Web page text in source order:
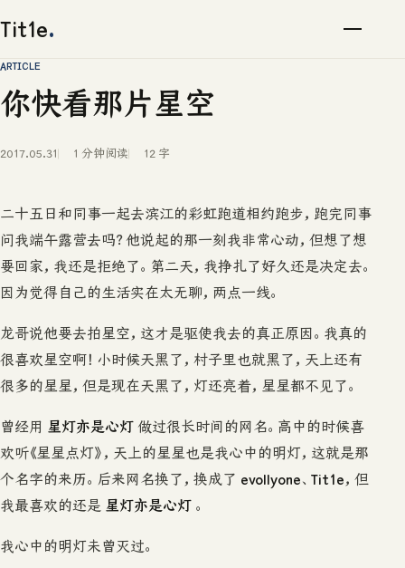
Tit1e.
ARTICLE
你快看那片星空
2017.05.31 1 分钟阅读 12 字
二十五日和同事一起去滨江的彩虹跑道相约跑步，跑完同事
问我端午露营去吗？他说起的那一刻我非常心动，但想了想
要回家，我还是拒绝了。第二天，我挣扎了好久还是决定去。
因为觉得自己的生活实在太无聊，两点一线。
龙哥说他要去拍星空，这才是驱使我去的真正原因。我真的
很喜欢星空啊！小时候天黑了，村子里也就黑了，天上还有
很多的星星，但是现在天黑了，灯还亮着，星星都不见了。
曾经用 星灯亦是心灯 做过很长时间的网名。高中的时候喜
欢听《星星点灯》，天上的星星也是我心中的明灯，这就是那
个名字的来历。后来网名换了，换成了 evollyone、 Tit1e，但
我最喜欢的还是 星灯亦是心灯 。
我心中的明灯未曾灭过。